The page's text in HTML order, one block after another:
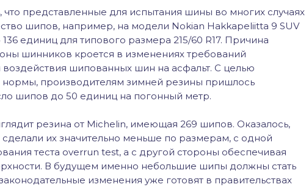
что представленные для испытания шины во многих случаях
шипов, например, на модели Nokian Hakkapeliitta 9 SUV
единиц для типового размера 215/60 R17. Причина
шинников кроется в изменениях требований
воздействия шипованных шин на асфальт. С целью
производителям зимней резины пришлось
шипов до 50 единиц на погонный метр.
резина от Michelin, имеющая 269 шипов. Оказалось,
их значительно меньше по размерам, с одной
теста overrun test, а с другой стороны обеспечивая
В будущем именно небольшие шипы должны стать
изменения уже готовят в правительствах